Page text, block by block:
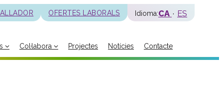
OFERTES LABORALS Idioma:CA ES
Col·labora Projectes Notícies Contacte
La fundació